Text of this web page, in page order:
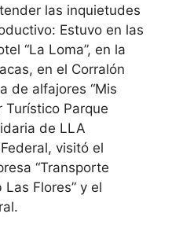
las inquietudes
Estuvo en las
“La Loma”, en la
en el Corralón
de alfajores “Mis
Turístico Parque
de LLA
visitó el
“Transporte
Las Flores” y el